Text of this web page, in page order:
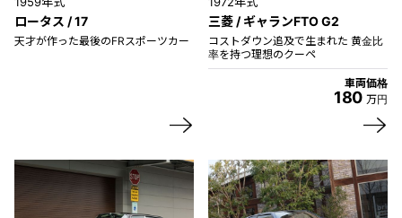
ロータス / 17
天才が作った最後のFRスポーツカー
三菱 / ギャランFTO G2
コストダウン追及で生まれた 黄金比
率を持つ理想のクーペ
車両価格
180 万円